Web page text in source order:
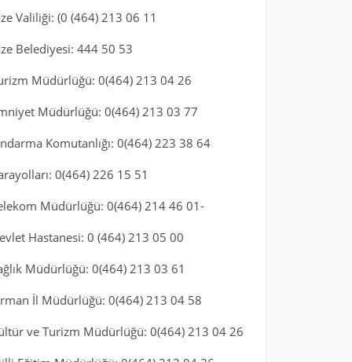
Valiliği: (0 (464) 213 06 11
Belediyesi: 444 50 53
Müdürlüğü: 0(464) 213 04 26
Müdürlüğü: 0(464) 213 03 77
Komutanlığı: 0(464) 223 38 64
0(464) 226 15 51
Müdürlüğü: 0(464) 214 46 01-
Hastanesi: 0 (464) 213 05 00
Müdürlüğü: 0(464) 213 03 61
İl Müdürlüğü: 0(464) 213 04 58
ve Turizm Müdürlüğü: 0(464) 213 04 26